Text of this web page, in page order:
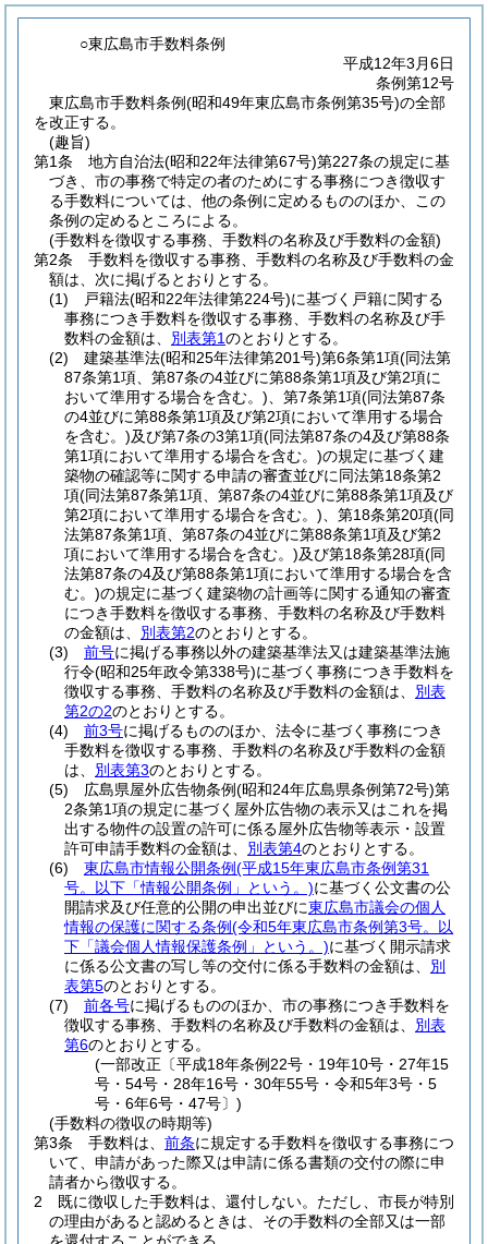
○東広島市手数料条例
平成12年3月6日
条例第12号
東広島市手数料条例(昭和49年東広島市条例第35号)の全部
を改正する。
(趣旨)
第1条
地方自治法(昭和22年法律第67号)第227条の規定に基
づき、市の事務で特定の者のためにする事務につき徴収す
る手数料については、他の条例に定めるもののほか、この
条例の定めるところによる。
(手数料を徴収する事務、手数料の名称及び手数料の金額)
第2条
手数料を徴収する事務、手数料の名称及び手数料の金
額は、次に掲げるとおりとする。
(1)
戸籍法(昭和22年法律第224号)に基づく戸籍に関する
事務につき手数料を徴収する事務、手数料の名称及び手
数料の金額は、 別表第1のとおりとする。
(2)
建築基準法(昭和25年法律第201号)第6条第1項(同法第
87条第1項、第87条の4並びに第88条第1項及び第2項に
おいて準用する場合を含む。) 、第7条第1項(同法第87条
の4並びに第88条第1項及び第2項において準用する場合
を含む。)及び第7条の3第1項(同法第87条の4及び第88条
第1項において準用する場合を含む。)の規定に基づく建
築物の確認等に関する申請の審査並びに同法第18条第2
項(同法第87条第1項、第87条の4並びに第88条第1項及び
第2項において準用する場合を含む。) 、第18条第20項(同
法第87条第1項、第87条の4並びに第88条第1項及び第2
項において準用する場合を含む。)及び第18条第28項(同
法第87条の4及び第88条第1項において準用する場合を含
む。)の規定に基づく建築物の計画等に関する通知の審査
につき手数料を徴収する事務、手数料の名称及び手数料
の金額は、 別表第2のとおりとする。
(3)
前号に掲げる事務以外の建築基準法又は建築基準法施
行令(昭和25年政令第338号)に基づく事務につき手数料を
徴収する事務、手数料の名称及び手数料の金額は、 別表
第2の2のとおりとする。
(4)
前3号に掲げるもののほか、法令に基づく事務につき
手数料を徴収する事務、手数料の名称及び手数料の金額
は、 別表第3のとおりとする。
(5)
広島県屋外広告物条例(昭和24年広島県条例第72号)第
2条第1項の規定に基づく屋外広告物の表示又はこれを掲
出する物件の設置の許可に係る屋外広告物等表示・設置
許可申請手数料の金額は、 別表第4のとおりとする。
(6)
東広島市情報公開条例(平成15年東広島市条例第31
号。以下「情報公開条例」という。)に基づく公文書の公
開請求及び任意的公開の申出並びに東広島市議会の個人
情報の保護に関する条例(令和5年東広島市条例第3号。以
下「議会個人情報保護条例」という。)に基づく開示請求
に係る公文書の写し等の交付に係る手数料の金額は、 別
表第5のとおりとする。
(7)
前各号に掲げるもののほか、市の事務につき手数料を
徴収する事務、手数料の名称及び手数料の金額は、 別表
第6のとおりとする。
(一部改正〔平成18年条例22号・19年10号・27年15
号・54号・28年16号・30年55号・令和5年3号・5
号・6年6号・47号〕)
(手数料の徴収の時期等)
第3条
手数料は、 前条に規定する手数料を徴収する事務につ
いて、申請があった際又は申請に係る書類の交付の際に申
請者から徴収する。
2
既に徴収した手数料は、還付しない。 ただし、市長が特別
の理由があると認めるときは、その手数料の全部又は一部